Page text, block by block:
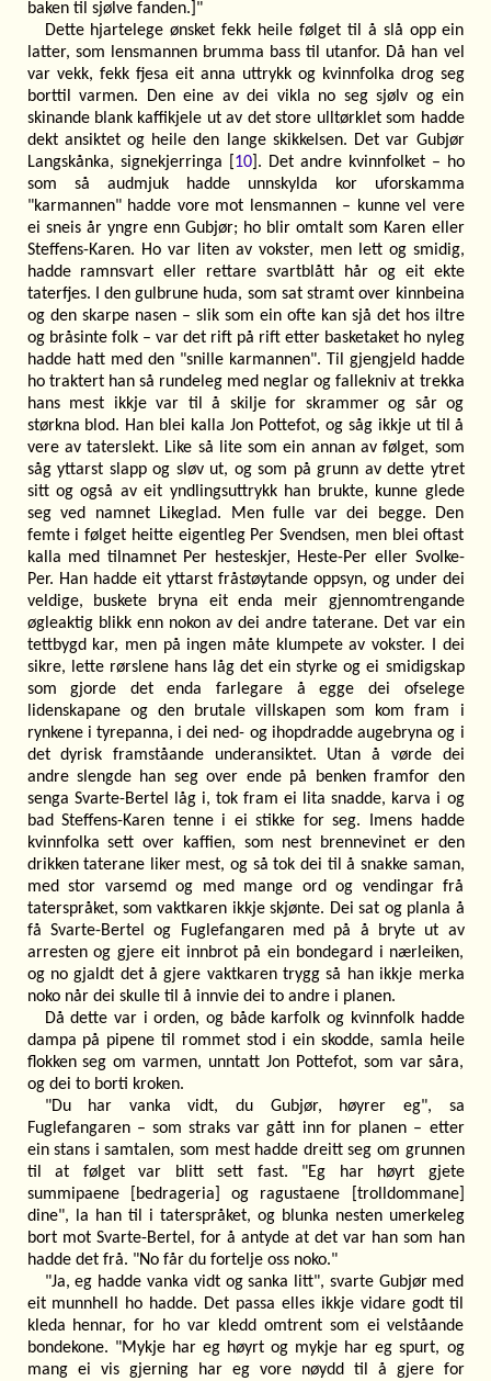
baken til sjølve fanden.]"
Dette hjartelege ønsket fekk heile følget til å slå opp ein
latter, som lensmannen brumma bass til utanfor. Då han vel
var vekk, fekk fjesa eit anna uttrykk og kvinnfolka drog seg
borttil varmen. Den eine av dei vikla no seg sjølv og ein
skinande blank kaffikjele ut av det store ulltørklet som hadde
dekt ansiktet og heile den lange skikkelsen. Det var Gubjør
Langskånka, signekjerringa [10]. Det andre kvinnfolket – ho
som så audmjuk hadde unnskylda kor uforskamma
"karmannen" hadde vore mot lensmannen – kunne vel vere
ei sneis år yngre enn Gubjør; ho blir omtalt som Karen eller
Steffens-Karen. Ho var liten av vokster, men lett og smidig,
hadde ramnsvart eller rettare svartblått hår og eit ekte
taterfjes. I den gulbrune huda, som sat stramt over kinnbeina
og den skarpe nasen – slik som ein ofte kan sjå det hos iltre
og bråsinte folk – var det rift på rift etter basketaket ho nyleg
hadde hatt med den "snille karmannen". Til gjengjeld hadde
ho traktert han så rundeleg med neglar og fallekniv at trekka
hans mest ikkje var til å skilje for skrammer og sår og
størkna blod. Han blei kalla Jon Pottefot, og såg ikkje ut til å
vere av taterslekt. Like så lite som ein annan av følget, som
såg yttarst slapp og sløv ut, og som på grunn av dette ytret
sitt og også av eit yndlingsuttrykk han brukte, kunne glede
seg ved namnet Likeglad. Men fulle var dei begge. Den
femte i følget heitte eigentleg Per Svendsen, men blei oftast
kalla med tilnamnet Per hesteskjer, Heste-Per eller Svolke-
Per. Han hadde eit yttarst fråstøytande oppsyn, og under dei
veldige, buskete bryna eit enda meir gjennomtrengande
øgleaktig blikk enn nokon av dei andre taterane. Det var ein
tettbygd kar, men på ingen måte klumpete av vokster. I dei
sikre, lette rørslene hans låg det ein styrke og ei smidigskap
som gjorde det enda farlegare å egge dei ofselege
lidenskapane og den brutale villskapen som kom fram i
rynkene i tyrepanna, i dei ned- og ihopdradde augebryna og i
det dyrisk framståande underansiktet. Utan å vørde dei
andre slengde han seg over ende på benken framfor den
senga Svarte-Bertel låg i, tok fram ei lita snadde, karva i og
bad Steffens-Karen tenne i ei stikke for seg. Imens hadde
kvinnfolka sett over kaffien, som nest brennevinet er den
drikken taterane liker mest, og så tok dei til å snakke saman,
med stor varsemd og med mange ord og vendingar frå
taterspråket, som vaktkaren ikkje skjønte. Dei sat og planla å
få Svarte-Bertel og Fuglefangaren med på å bryte ut av
arresten og gjere eit innbrot på ein bondegard i nærleiken,
og no gjaldt det å gjere vaktkaren trygg så han ikkje merka
noko når dei skulle til å innvie dei to andre i planen.
Då dette var i orden, og både karfolk og kvinnfolk hadde
dampa på pipene til rommet stod i ein skodde, samla heile
flokken seg om varmen, unntatt Jon Pottefot, som var såra,
og dei to borti kroken.
"Du har vanka vidt, du Gubjør, høyrer eg", sa
Fuglefangaren – som straks var gått inn for planen – etter
ein stans i samtalen, som mest hadde dreitt seg om grunnen
til at følget var blitt sett fast. "Eg har høyrt gjete
summipaene [bedrageria] og ragustaene [trolldommane]
dine", la han til i taterspråket, og blunka nesten umerkeleg
bort mot Svarte-Bertel, for å antyde at det var han som han
hadde det frå. "No får du fortelje oss noko."
"Ja, eg hadde vanka vidt og sanka litt", svarte Gubjør med
eit munnhell ho hadde. Det passa elles ikkje vidare godt til
kleda hennar, for ho var kledd omtrent som ei velståande
bondekone. "Mykje har eg høyrt og mykje har eg spurt, og
mang ei vis gjerning har eg vore nøydd til å gjere for